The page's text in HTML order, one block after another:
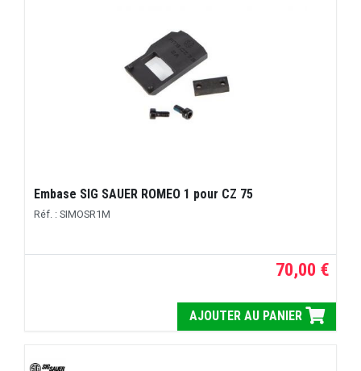
Embase SIG SAUER ROMEO 1 pour CZ 75
Réf. : SIMOSR1M
70,00 €
AJOUTER AU PANIER